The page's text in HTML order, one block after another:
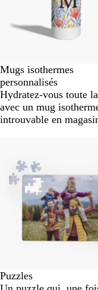
Mugs isothermes
personnalisés
Hydratez-vous toute
avec un mug
introuvable en
Puzzles